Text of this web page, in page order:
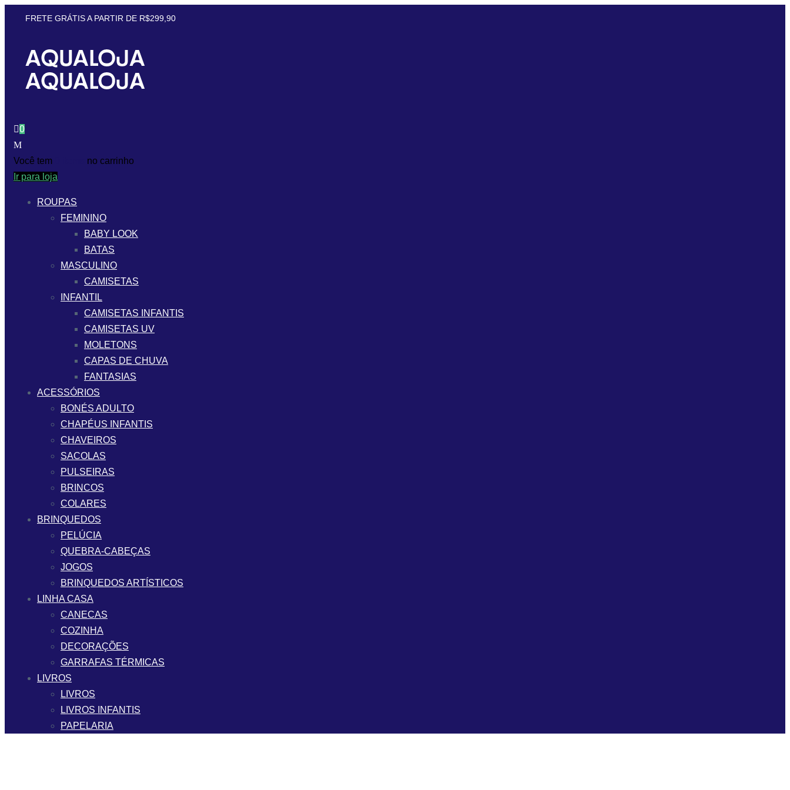
FRETE GRÁTIS A PARTIR DE R$299,90
0
Você tem
no carrinho
Ir para loja
ROUPAS
FEMININO
BABY LOOK
BATAS
MASCULINO
CAMISETAS
INFANTIL
CAMISETAS INFANTIS
CAMISETAS UV
MOLETONS
CAPAS DE CHUVA
FANTASIAS
ACESSÓRIOS
BONÉS ADULTO
CHAPÉUS INFANTIS
CHAVEIROS
SACOLAS
PULSEIRAS
BRINCOS
COLARES
BRINQUEDOS
PELÚCIA
QUEBRA-CABEÇAS
JOGOS
BRINQUEDOS ARTÍSTICOS
LINHA CASA
CANECAS
COZINHA
DECORAÇÕES
GARRAFAS TÉRMICAS
LIVROS
LIVROS
LIVROS INFANTIS
PAPELARIA